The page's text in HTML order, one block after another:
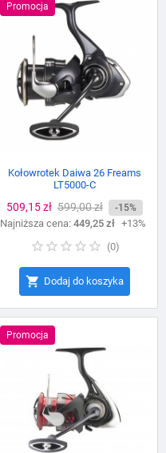
Promocja
Kołowrotek Daiwa 26 Freams
LT5000-C
Cena
509,15 zł Cena
podstawowa
599,00 zł -15%
Najniższa cena: 449,25 zł +13%
(0)
 Dodaj do koszyka
Promocja